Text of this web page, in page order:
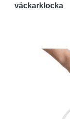
väckarklocka